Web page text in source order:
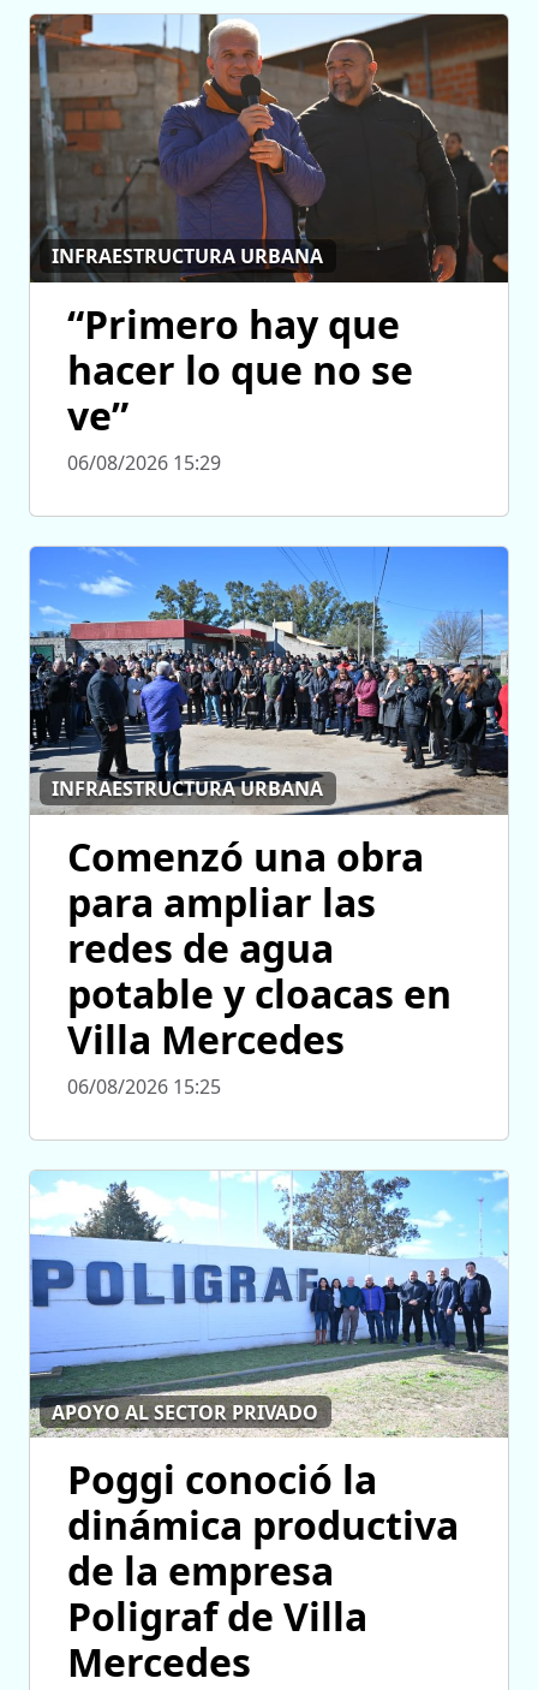
INFRAESTRUCTURA URBANA
“Primero hay que
hacer lo que no se
ve”
06/08/2026 15:29
INFRAESTRUCTURA URBANA
Comenzó una obra
para ampliar las
redes de agua
potable y cloacas en
Villa Mercedes
06/08/2026 15:25
APOYO AL SECTOR PRIVADO
Poggi conoció la
dinámica productiva
de la empresa
Poligraf de Villa
Mercedes